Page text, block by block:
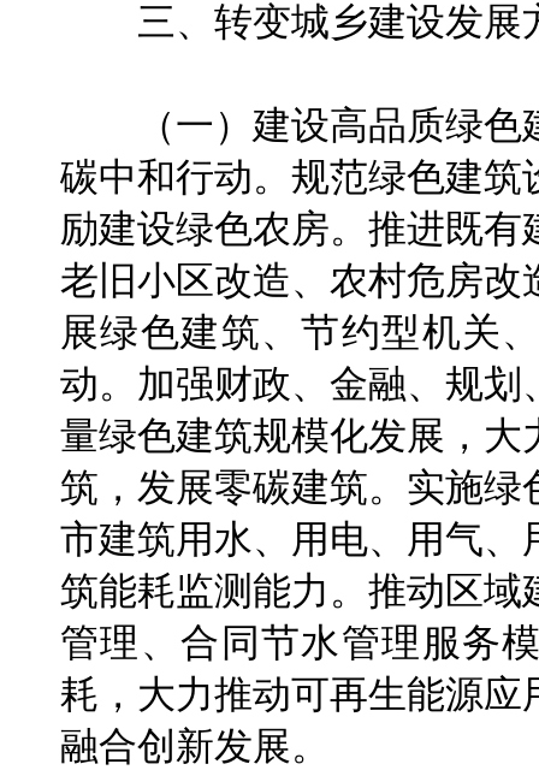
三、转变城乡建设发展
（一）建设高品质绿色
碳中和行动。规范绿色建
励建设绿色农房。推进既
老旧小区改造、农村危房
展绿色建筑、节约型机关
动。加强财政、金融、规
量绿色建筑规模化发展，
筑，发展零碳建筑。实施
市建筑用水、用电、用气
筑能耗监测能力。推动区
管理、合同节水管理服务
耗，大力推动可再生能源
融合创新发展。